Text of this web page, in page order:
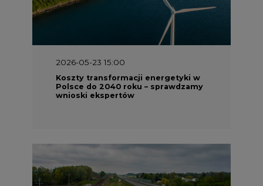
2026-05-23 15:00
Koszty transformacji energetyki w
Polsce do 2040 roku – sprawdzamy
wnioski ekspertów